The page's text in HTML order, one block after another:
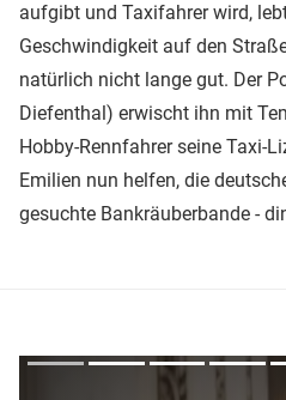
aufgibt und Taxifahrer wird,
Geschwindigkeit auf den
natürlich nicht lange gut. Der
Diefenthal) erwischt ihn mit
Hobby-Rennfahrer seine Taxi-
Emilien nun helfen, die
gesuchte Bankräuberbande -